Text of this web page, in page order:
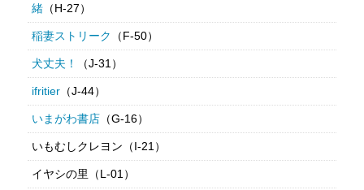
緒（H-27）
稲妻ストリーク （F-50）
犬丈夫！ （J-31）
ifritier（J-44）
いまがわ書店（G-16）
いもむしクレヨン（I-21）
イヤシの里（L-01）